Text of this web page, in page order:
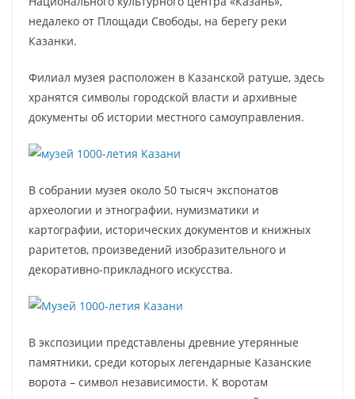
недалеко от Площади Свободы, на берегу реки
Казанки.
Филиал музея расположен в Казанской ратуше, здесь
хранятся символы городской власти и архивные
документы об истории местного самоуправления.
В собрании музея около 50 тысяч экспонатов
археологии и этнографии, нумизматики и
картографии, исторических документов и книжных
раритетов, произведений изобразительного и
декоративно-прикладного искусства.
В экспозиции представлены древние утерянные
памятники, среди которых легендарные Казанские
ворота – символ независимости. К воротам